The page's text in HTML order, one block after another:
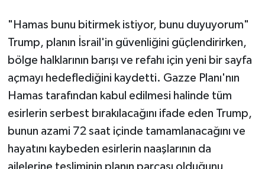
"Hamas bunu bitirmek istiyor, bunu duyuyorum"
Trump, planın İsrail'in güvenliğini güçlendirirken,
bölge halklarının barışı ve refahı için yeni bir sayfa
açmayı hedeflediğini kaydetti. Gazze Planı'nın
Hamas tarafından kabul edilmesi halinde tüm
esirlerin serbest bırakılacağını ifade eden Trump,
bunun azami 72 saat içinde tamamlanacağını ve
hayatını kaybeden esirlerin naaşlarının da
ailelerine tesliminin planın parçası olduğunu